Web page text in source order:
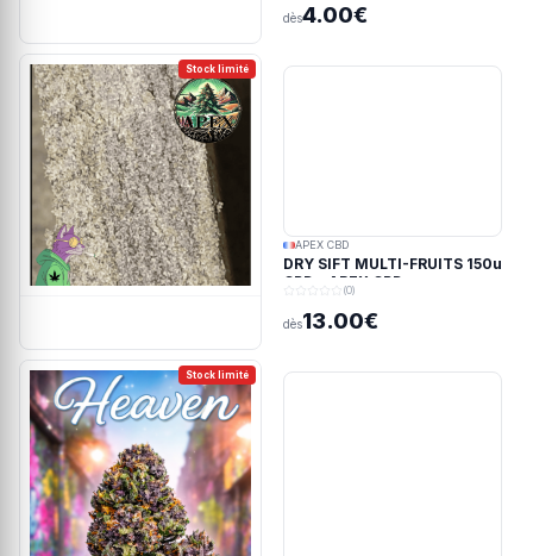
dès4.00€
Stock limité
APEX CBD
DRY SIFT MULTI-FRUITS 150u
CBD - APEX CBD
(0)
dès13.00€
Stock limité